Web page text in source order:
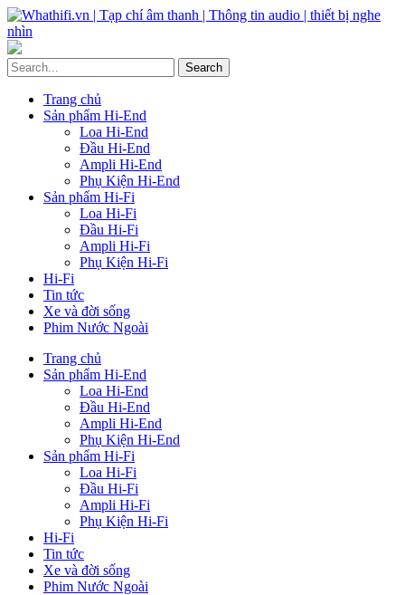
Trang chủ
Sản phẩm Hi-End
Loa Hi-End
Đầu Hi-End
Ampli Hi-End
Phụ Kiện Hi-End
Sản phẩm Hi-Fi
Loa Hi-Fi
Đầu Hi-Fi
Ampli Hi-Fi
Phụ Kiện Hi-Fi
Hi-Fi
Tin tức
Xe và đời sống
Phim Nước Ngoài
Trang chủ
Sản phẩm Hi-End
Loa Hi-End
Đầu Hi-End
Ampli Hi-End
Phụ Kiện Hi-End
Sản phẩm Hi-Fi
Loa Hi-Fi
Đầu Hi-Fi
Ampli Hi-Fi
Phụ Kiện Hi-Fi
Hi-Fi
Tin tức
Xe và đời sống
Phim Nước Ngoài